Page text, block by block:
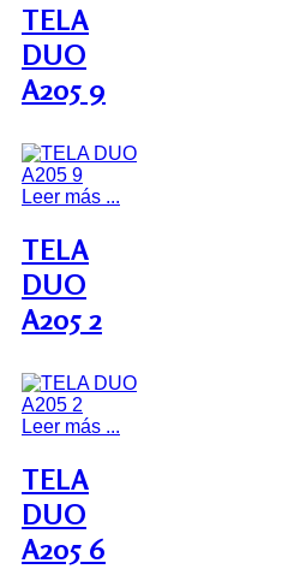
TELA
DUO
A205 9
Leer más ...
TELA
DUO
A205 2
Leer más ...
TELA
DUO
A205 6